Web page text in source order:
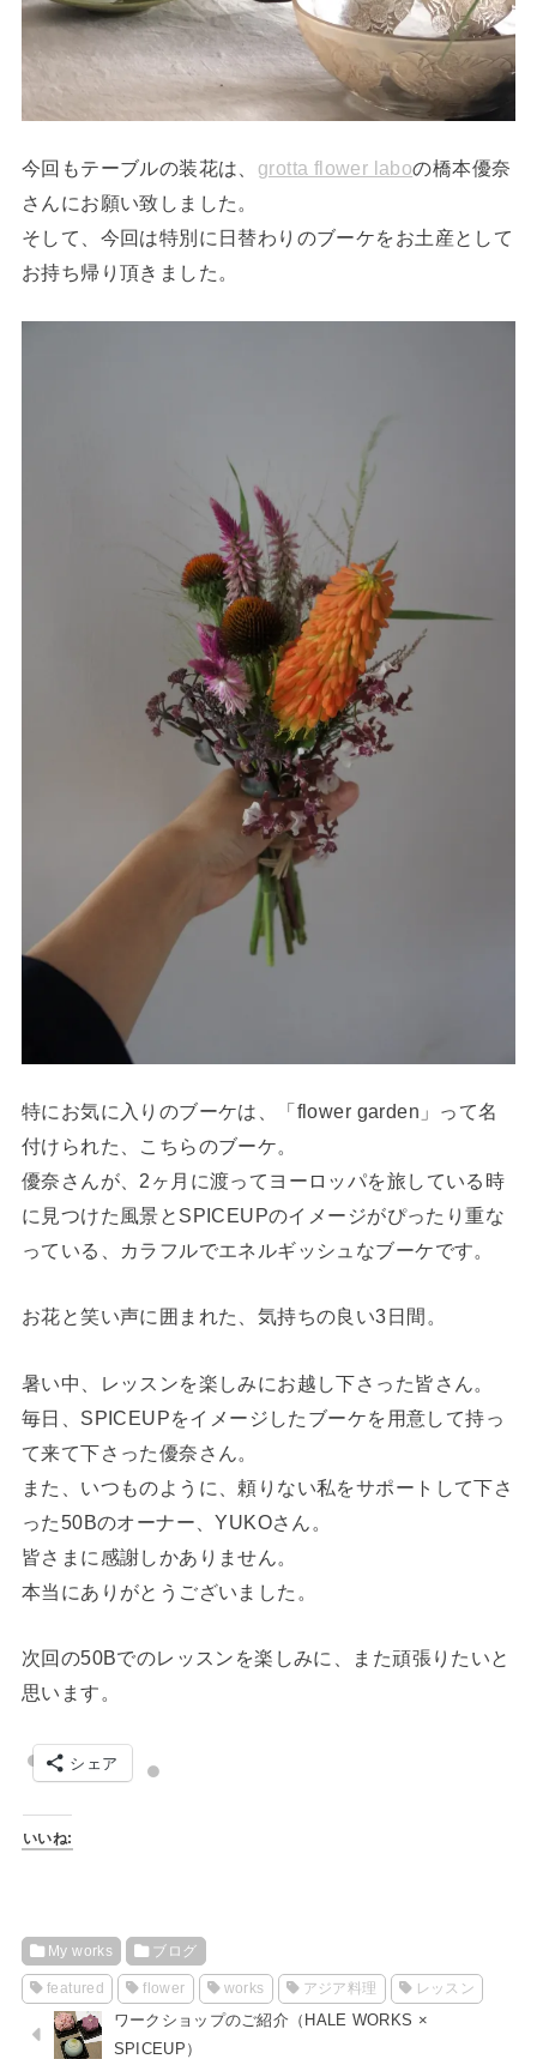
今回もテーブルの装花は、 grotta flower laboの橋本優奈
さんにお願い致しました。
そして、今回は特別に日替わりのブーケをお土産として
お持ち帰り頂きました。
特にお気に入りのブーケは、「flower garden」って名
付けられた、こちらのブーケ。
優奈さんが、2ヶ月に渡ってヨーロッパを旅している時
に見つけた風景とSPICEUPのイメージがぴったり重な
っている、カラフルでエネルギッシュなブーケです。
お花と笑い声に囲まれた、気持ちの良い3日間。
暑い中、レッスンを楽しみにお越し下さった皆さん。
毎日、SPICEUPをイメージしたブーケを用意して持っ
て来て下さった優奈さん。
また、いつものように、頼りない私をサポートして下さ
った50Bのオーナー、YUKOさん。
皆さまに感謝しかありません。
本当にありがとうございました。
次回の50Bでのレッスンを楽しみに、また頑張りたいと
思います。
シェア
いいね:
My works ブログ
featured flower works アジア料理 レッスン
ワークショップのご紹介（HALE WORKS ×
SPICEUP）